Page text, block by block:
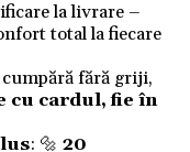
la livrare –
total la fiecare
fără griji,
cu cardul, fie în
: 🔩 20